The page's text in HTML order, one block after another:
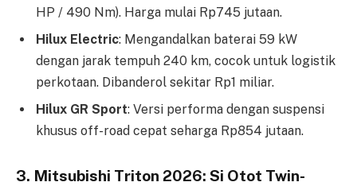
HP / 490 Nm). Harga mulai Rp745 jutaan.
Hilux Electric: Mengandalkan baterai 59 kW
dengan jarak tempuh 240 km, cocok untuk logistik
perkotaan. Dibanderol sekitar Rp1 miliar.
Hilux GR Sport: Versi performa dengan suspensi
khusus off-road cepat seharga Rp854 jutaan.
3. Mitsubishi Triton 2026: Si Otot Twin-